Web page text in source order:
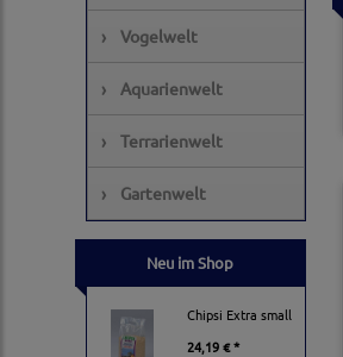
› Vogelwelt
› Aquarienwelt
› Terrarienwelt
› Gartenwelt
Neu im Shop
Chipsi Extra small
24,19 € *